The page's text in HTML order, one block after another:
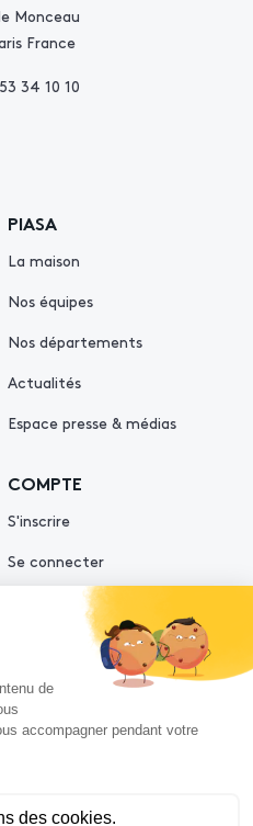
Monceau
France
34 10 10
PIASA
La maison
Nos équipes
Nos départements
Actualités
Espace presse & médias
COMPTE
S'inscrire
Se connecter
Politique cookies